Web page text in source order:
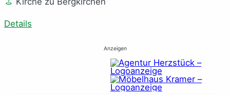
Details
Anzeigen